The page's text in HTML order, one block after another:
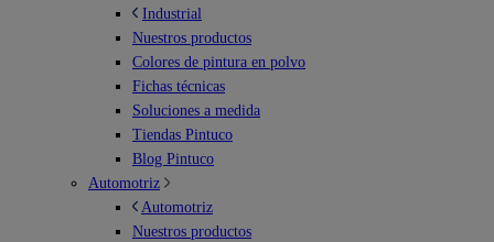
Industrial
Nuestros productos
Colores de pintura en polvo
Fichas técnicas
Soluciones a medida
Tiendas Pintuco
Blog Pintuco
Automotriz
Automotriz
Nuestros productos